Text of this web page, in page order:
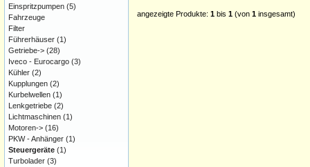
angezeigte Produkte: 1 bis 1 (von 1 insgesamt)
Einspritzpumpen (5)
Fahrzeuge
Filter
Führerhäuser (1)
Getriebe-> (28)
Iveco - Eurocargo (3)
Kühler (2)
Kupplungen (2)
Kurbelwellen (1)
Lenkgetriebe (2)
Lichtmaschinen (1)
Motoren-> (16)
PKW - Anhänger (1)
Steuergeräte (1)
Turbolader (3)